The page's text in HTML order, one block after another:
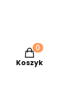
Produkty w
Koszyk